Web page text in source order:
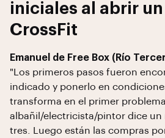
iniciales al abrir un
CrossFit
Emanuel de Free Box (Río
"Los primeros pasos fueron
indicado y ponerlo en
transforma en el primer
albañil/electricista/pintor dice un
tres. Luego están las compras